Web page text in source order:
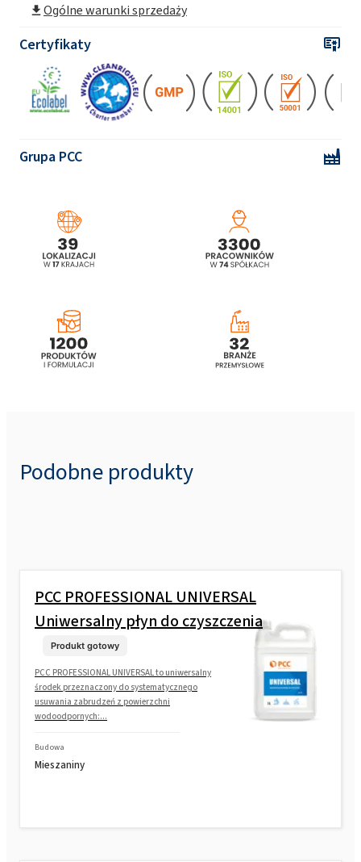
Ogólne warunki sprzedaży
Certyfikaty
Grupa PCC
CAMOLIN® Odżywcze mydło w płynie o
CAMOLIN® Odżywczy żel pod prysznic o
zapachu kwiatu lipy 265ml
CAMOLIN® Orzeźwiający żel pod prysznic o
CAMOLIN® Wzmacniający i nabłyszczający
szampon micelarny o zapachu brzozy
265ml
CAMOLIN® Zwiększający objętość szampon
micelarny o zapachu chmielu 265ml
Podobne produkty
PCC PROFESSIONAL UNIVERSAL
Uniwersalny płyn do czyszczenia
Produkt gotowy
PCC PROFESSIONAL UNIVERSAL to uniwersalny
środek przeznaczony do systematycznego
usuwania zabrudzeń z powierzchni
wodoodpornych:...
Budowa
Mieszaniny